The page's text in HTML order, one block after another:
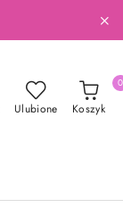
Ulubione Koszyk
0